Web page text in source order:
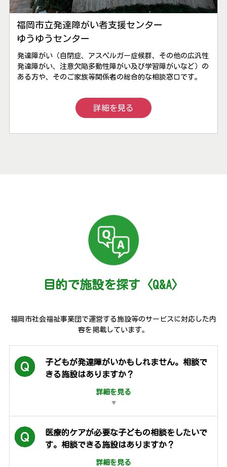
福岡市立発達障がい者支援センター
ゆうゆうセンター
発達障がい（自閉症、アスペルガー症候群、その他の広汎性
発達障がい、注意欠陥多動性障がい及び学習障がいなど）の
ある方や、そのご家族等関係者の総合的な相談窓口です。
詳細を見る
目的で施設を探す〈Q&A〉
福岡市社会福祉事業団で運営する施設等のサービスに対応した内
容を掲載しています。
子どもが発達障がいかもしれません。相談で
きる施設はありますか？
詳細を見る
医療的ケアが必要な子どもの相談をしたいで
す。相談できる施設はありますか？
詳細を見る